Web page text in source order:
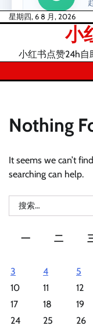
Skip星期四, 6 8 月, 2026
小
小红书点赞24h
Nothing
It seems we can’t
searching can help.
索：
一
二
3
4 5
10
11 12
17
18 19
24
25 26